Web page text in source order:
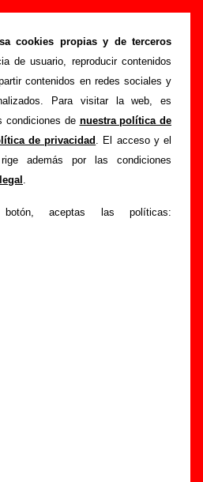
cookies propias y de terceros
de usuario, reproducir contenidos
contenidos en redes sociales y
Para visitar la web, es
condiciones de nuestra política de
de privacidad . El acceso y el
además por las condiciones
.
aceptas las políticas:
miembros, historia y
sobre la biografía de
iniciales y los cambios de
y otros grupos relacionados, los
han publicado, enlaces con
Si lo deseas, puedes ayudar a
fue escrito por Guillermo Albaida